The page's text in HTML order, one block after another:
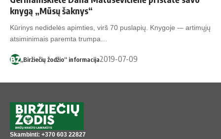
knygą „Mūsų šaknys“
Kū­ri­nys ne­di­de­lės apim­ties, virš 70 pus­la­pių. Kny­go­je -– ar­ti­mų­jų
at­si­mi­ni­mais pa­rem­ta trum­pa…
„Biržiečių žodžio“ informacija2019-07-09
Skambinti: +370 603 22827